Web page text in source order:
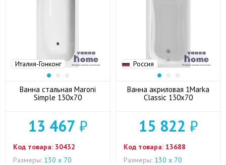
Италия-Гонконг
Ванна стальная Maroni
Simple 130x70
13 467 ₽
Код товара: 30432
Размеры: 130 х 70
Россия
Ванна акриловая 1Marka
Classic 130x70
15 822 ₽
Код товара: 13688
Размеры: 130 х 70